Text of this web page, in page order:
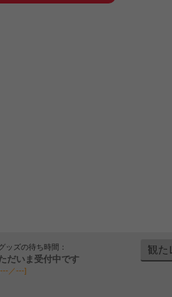
ッズの待ち時間：
だいま受付中です
／---]
観た